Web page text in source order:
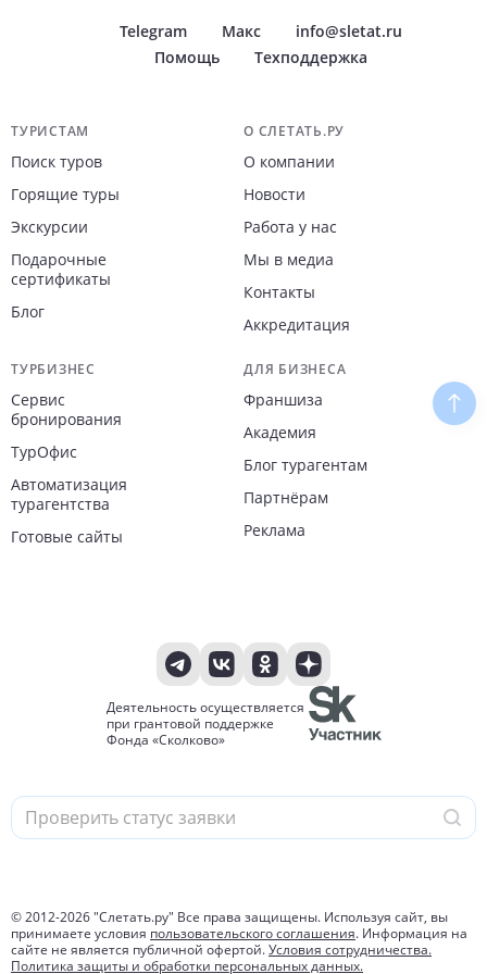
Telegram Макс
info@sletat.ru
Помощь
Техподдержка
Навигация по сайту
ТУРИСТАМ
Поиск туров
Горящие туры
Экскурсии
Подарочные
сертификаты
Блог
О СЛЕТАТЬ.РУ
О компании
Новости
Работа у нас
Мы в медиа
Контакты
Аккредитация
ТУРБИЗНЕС
Сервис
бронирования
ТурОфис
Автоматизация
турагентства
Готовые сайты
ДЛЯ БИЗНЕСА
Франшиза
Академия
Блог турагентам
Партнёрам
Реклама
Деятельность осуществляется
при грантовой поддержке
Фонда «Сколково»
© 2012-2026"Слетать.ру" Все права защищены. Используя сайт, вы
принимаете условия пользовательского соглашения. Информация на
сайте не является публичной офертой.Условия сотрудничества.
Политика защиты и обработки персональных данных.